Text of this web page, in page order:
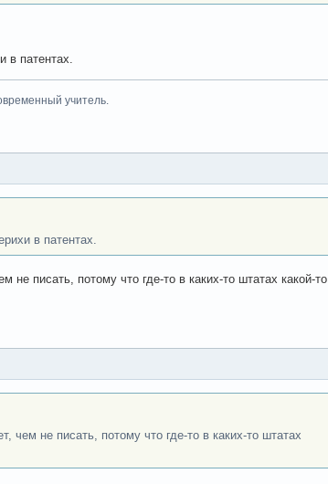
в патентах.
учитель.
в патентах.
не писать, потому что где-то в каких-то штатах какой-то
чем не писать, потому что где-то в каких-то штатах